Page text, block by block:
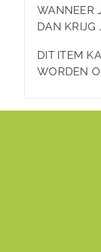
WANNEER
DAN KRIJG
DIT ITEM
WORDEN